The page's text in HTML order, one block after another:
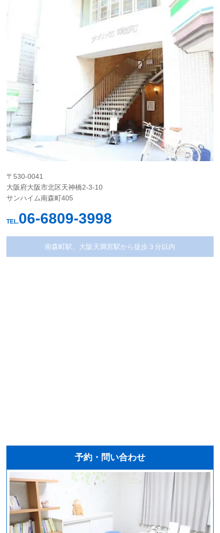
〒530-0041
大阪府大阪市北区天神橋2-3-10
サンハイム南森町405
TEL.06-6809-3998
南森町駅、大阪天満宮駅から徒歩３分以内
予約・問い合わせ